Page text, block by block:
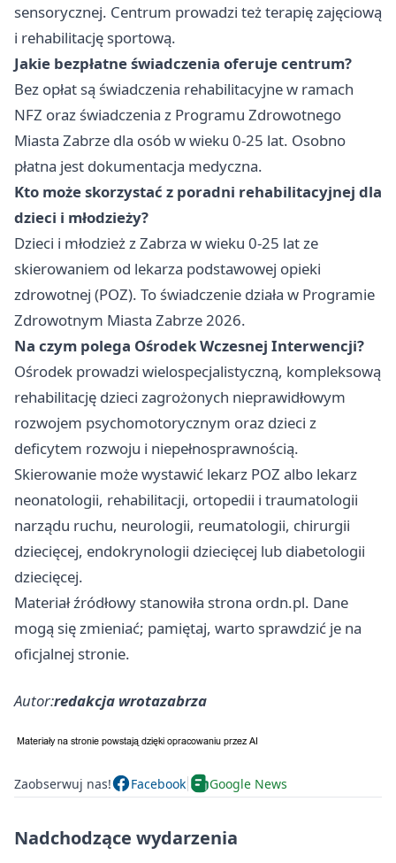
sensorycznej. Centrum prowadzi też terapię zajęciową
i rehabilitację sportową.
Jakie bezpłatne świadczenia oferuje centrum?
Bez opłat są świadczenia rehabilitacyjne w ramach
NFZ oraz świadczenia z Programu Zdrowotnego
Miasta Zabrze dla osób w wieku 0-25 lat. Osobno
płatna jest dokumentacja medyczna.
Kto może skorzystać z poradni rehabilitacyjnej dla
dzieci i młodzieży?
Dzieci i młodzież z Zabrza w wieku 0-25 lat ze
skierowaniem od lekarza podstawowej opieki
zdrowotnej (POZ). To świadczenie działa w Programie
Zdrowotnym Miasta Zabrze 2026.
Na czym polega Ośrodek Wczesnej Interwencji?
Ośrodek prowadzi wielospecjalistyczną, kompleksową
rehabilitację dzieci zagrożonych nieprawidłowym
rozwojem psychomotorycznym oraz dzieci z
deficytem rozwoju i niepełnosprawnością.
Skierowanie może wystawić lekarz POZ albo lekarz
neonatologii, rehabilitacji, ortopedii i traumatologii
narządu ruchu, neurologii, reumatologii, chirurgii
dziecięcej, endokrynologii dziecięcej lub diabetologii
dziecięcej.
Materiał źródłowy stanowiła strona ordn.pl. Dane
mogą się zmieniać; pamiętaj, warto sprawdzić je na
oficjalnej stronie.
Autor:redakcja wrotazabrza
Zaobserwuj nas! Facebook Google News
Nadchodzące wydarzenia